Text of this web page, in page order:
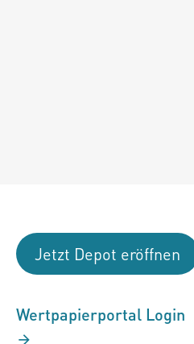
Jetzt Depot eröffnen
Wertpapierportal Login